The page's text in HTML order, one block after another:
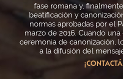
fase romana y,
beatificación y
normas aprobadas por el
marzo de 2016. Cuando
ceremonia de canonización,
a la difusión del